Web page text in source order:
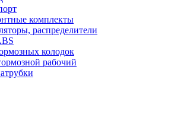
комплекты
распределители
колодок
рабочий